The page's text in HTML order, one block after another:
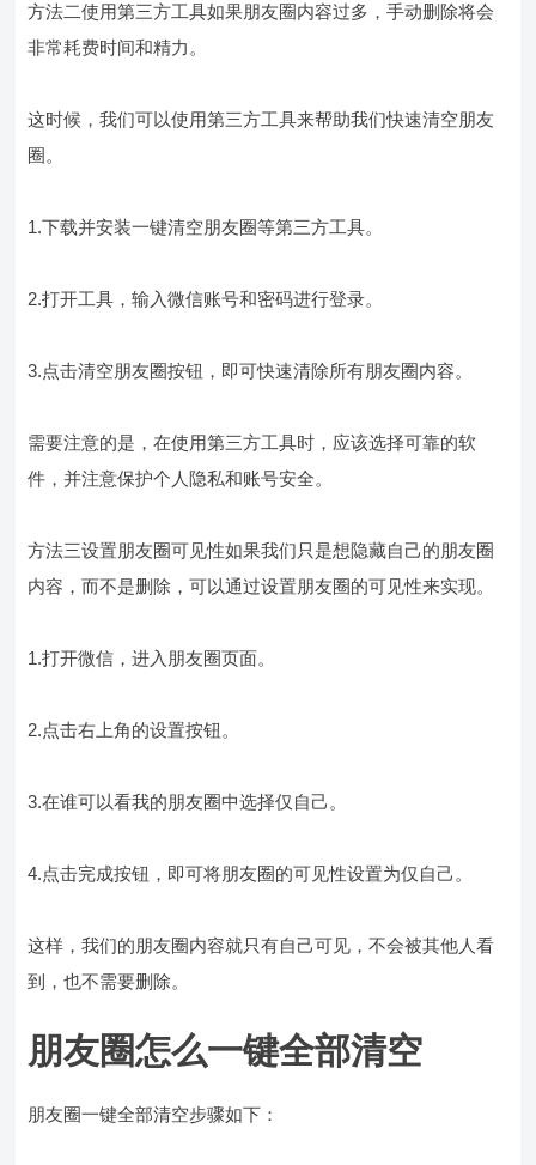
方法二使用第三方工具如果朋友圈内容过多，手动删除将会
非常耗费时间和精力。
这时候，我们可以使用第三方工具来帮助我们快速清空朋友
圈。
1.下载并安装一键清空朋友圈等第三方工具。
2.打开工具，输入微信账号和密码进行登录。
3.点击清空朋友圈按钮，即可快速清除所有朋友圈内容。
需要注意的是，在使用第三方工具时，应该选择可靠的软
件，并注意保护个人隐私和账号安全。
方法三设置朋友圈可见性如果我们只是想隐藏自己的朋友圈
内容，而不是删除，可以通过设置朋友圈的可见性来实现。
1.打开微信，进入朋友圈页面。
2.点击右上角的设置按钮。
3.在谁可以看我的朋友圈中选择仅自己。
4.点击完成按钮，即可将朋友圈的可见性设置为仅自己。
这样，我们的朋友圈内容就只有自己可见，不会被其他人看
到，也不需要删除。
朋友圈怎么一键全部清空
朋友圈一键全部清空步骤如下：